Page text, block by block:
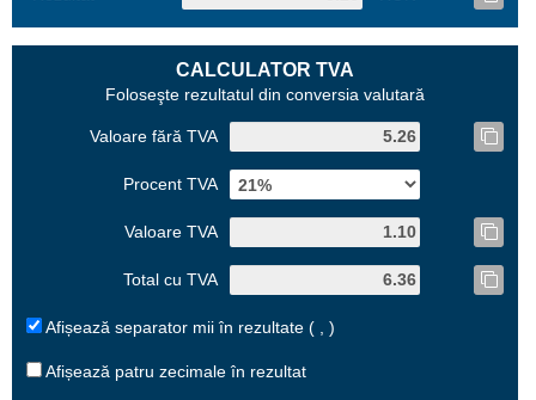
CALCULATOR TVA
Foloseşte rezultatul din conversia valutară
Valoare fără TVA
Procent TVA
Valoare TVA
Total cu TVA
Afișează separator mii în rezultate ( , )
Afișează patru zecimale în rezultat